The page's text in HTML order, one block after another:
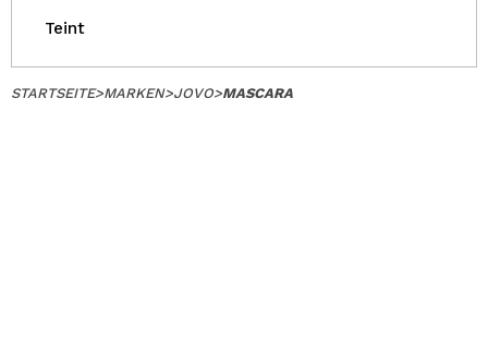
Teint
STARTSEITE>MARKEN>JOVO>MASCARA